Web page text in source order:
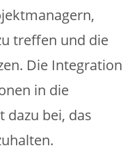
treffen und die
Die Integration
in die
dazu bei, das